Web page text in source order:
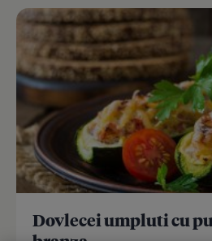
Dovlecei umpluti cu